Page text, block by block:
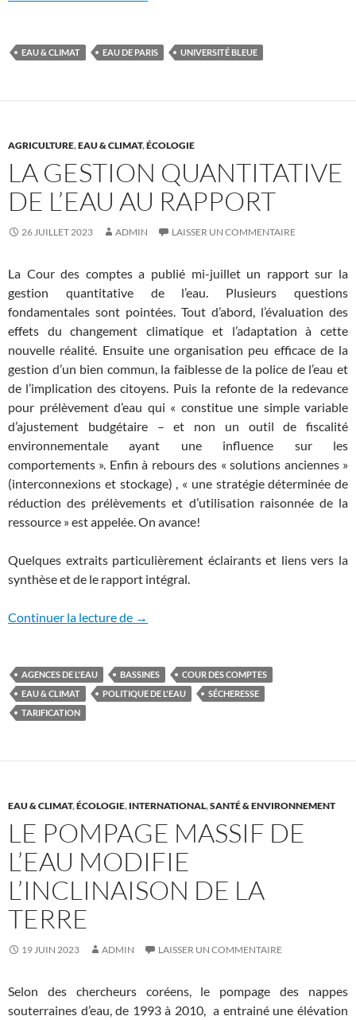
EAU & CLIMAT EAU DE PARIS UNIVERSITÉ BLEUE
AGRICULTURE,EAU & CLIMAT,ÉCOLOGIE
LA GESTION QUANTITATIVE
DE L’EAU AU RAPPORT
26 JUILLET 2023 ADMIN LAISSER UN COMMENTAIRE
La Cour des comptes a publié mi-juillet un rapport sur la
gestion quantitative de l’eau. Plusieurs questions
fondamentales sont pointées. Tout d’abord, l’évaluation des
effets du changement climatique et l’adaptation à cette
nouvelle réalité. Ensuite une organisation peu efficace de la
gestion d’un bien commun, la faiblesse de la police de l’eau et
de l’implication des citoyens. Puis la refonte de la redevance
pour prélèvement d’eau qui « constitue une simple variable
d’ajustement budgétaire – et non un outil de fiscalité
environnementale ayant une influence sur les
comportements ». Enfin à rebours des « solutions anciennes »
(interconnexions et stockage) , « une stratégie déterminée de
réduction des prélèvements et d’utilisation raisonnée de la
ressource » est appelée. On avance!
Quelques extraits particulièrement éclairants et liens vers la
synthèse et de le rapport intégral.
Continuer la lecture de La gestion quantitative de l’eau au
→
AGENCES DE L'EAU BASSINES
COUR DES COMPTES
EAU & CLIMAT
POLITIQUE DE L'EAU
SÉCHERESSE
TARIFICATION
EAU & CLIMAT,ÉCOLOGIE, INTERNATIONAL,SANTÉ & ENVIRONNEMENT
LE POMPAGE MASSIF DE
L’EAU MODIFIE
L’INCLINAISON DE LA
TERRE
19 JUIN 2023 ADMIN LAISSER UN COMMENTAIRE
Selon des chercheurs coréens, le pompage des nappes
souterraines d’eau, de 1993 à 2010, a entrainé une élévation